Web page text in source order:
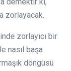
zorlayacak.
zorlayıcı bir
nasıl başa
döngüsü